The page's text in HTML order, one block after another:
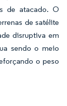
de atacado. O
de satélite
disruptiva em
sendo o meio
o peso